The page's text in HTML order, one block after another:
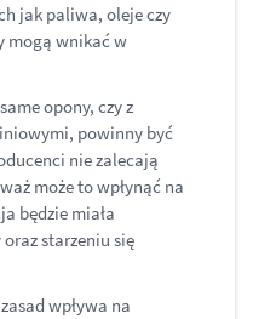
jak paliwa, oleje czy
mogą wnikać w
opony, czy z
powinny być
nie zalecają
może to wpłynąć na
będzie miała
starzeniu się
wpływa na